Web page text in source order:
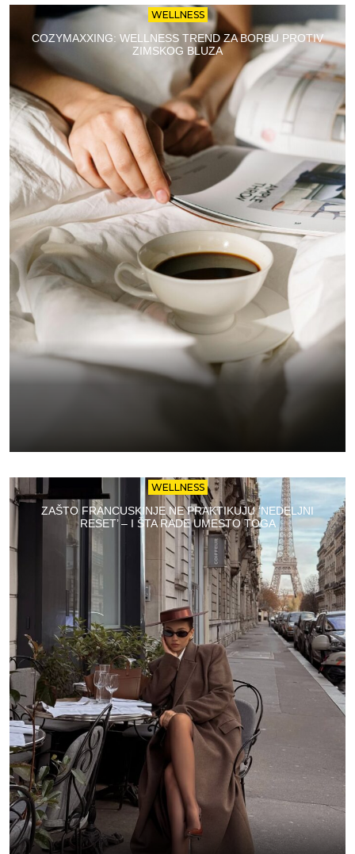
WELLNESS
COZYMAXXING: WELLNESS TREND ZA BORBU PROTIV
ZIMSKOG BLUZA
WELLNESS
ZAŠTO FRANCUSKINJE NE PRAKTIKUJU ‘NEDELJNI
RESET’ – I ŠTA RADE UMESTO TOGA